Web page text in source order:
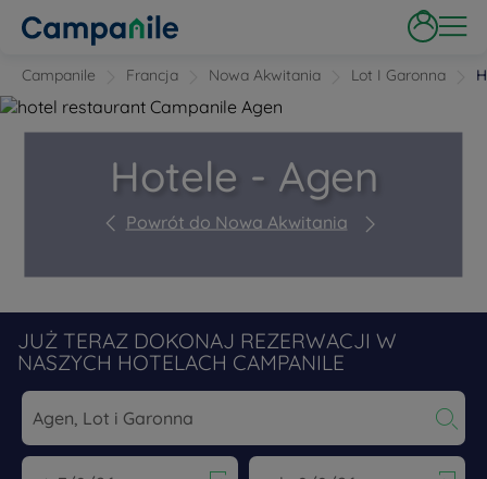
Campanile Francja Nowa Akwitania Lot I Garonna
Hotele - Agen
Powrót do Nowa Akwitania
JUŻ TERAZ DOKONAJ REZERWACJI W
NASZYCH HOTELACH CAMPANILE